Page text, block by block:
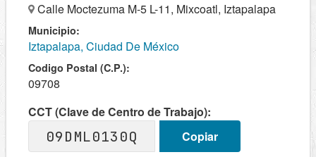
Calle Moctezuma M-5 L-11, Mixcoatl, Iztapalapa
Municipio:
Iztapalapa, Ciudad De México
Codigo Postal (C.P.):
09708
CCT (Clave de Centro de Trabajo):
09DML0130Q
Copiar